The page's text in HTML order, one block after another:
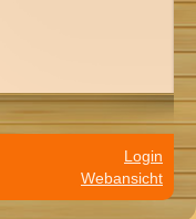
Login
Webansicht